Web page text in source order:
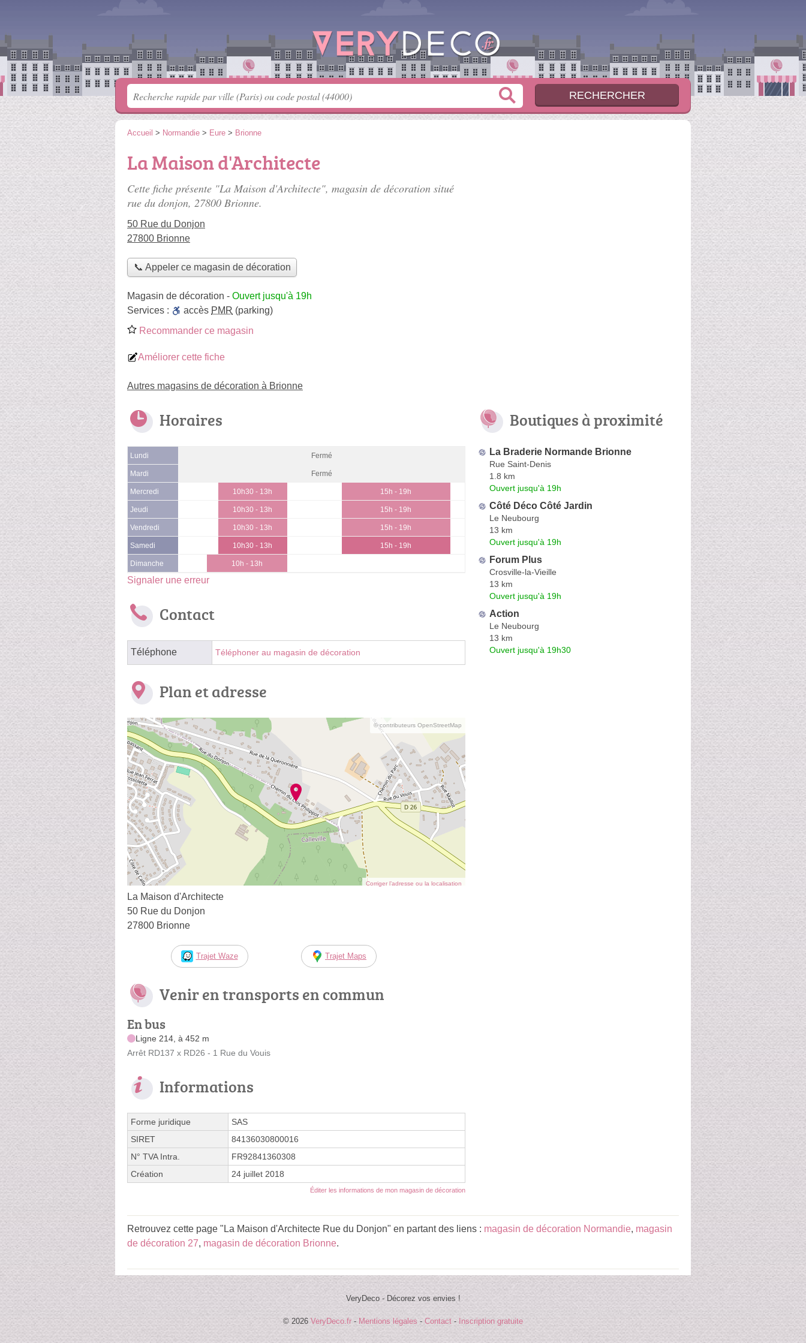
Accueil > Normandie > Eure > Brionne
La Maison d'Architecte
Cette fiche présente "La Maison d'Architecte", magasin de décoration situé
rue du donjon, 27800 Brionne.
50 Rue du Donjon
27800 Brionne
📞 Appeler ce magasin de décoration
Magasin de décoration - Ouvert jusqu'à 19h
Services :
accès PMR (parking)
Recommander ce magasin
Améliorer cette fiche
Autres magasins de décoration à Brionne
Horaires
Lundi Fermé
Mardi Fermé
Mercredi 10h30 - 13h 15h - 19h
Jeudi 10h30 - 13h 15h - 19h
Vendredi 10h30 - 13h 15h - 19h
Samedi 10h30 - 13h 15h - 19h
Dimanche 10h - 13h
Signaler une erreur
Contact
Téléphone Téléphoner au magasin de décoration
Plan et adresse
© contributeurs OpenStreetMap
Corriger l’adresse ou la localisation
La Maison d'Architecte
50 Rue du Donjon
27800 Brionne
Trajet Waze Trajet Maps
Venir en transports en commun
En bus
Ligne 214, à 452 m
Arrêt RD137 x RD26 - 1 Rue du Vouis
Informations
Forme juridique
SAS
SIRET
84136030800016
N° TVA Intra.
FR92841360308
Création
24 juillet 2018
Éditer les informations de mon magasin de décoration
Boutiques à proximité
La Braderie Normande Brionne
Rue Saint-Denis
1.8 km
Ouvert jusqu'à 19h
Côté Déco Côté Jardin
Le Neubourg
13 km
Ouvert jusqu'à 19h
Forum Plus
Crosville-la-Vieille
13 km
Ouvert jusqu'à 19h
Action
Le Neubourg
13 km
Ouvert jusqu'à 19h30
Retrouvez cette page "La Maison d'Architecte Rue du Donjon" en partant des liens : magasin de décoration Normandie, magasin
de décoration 27, magasin de décoration Brionne.
VeryDeco - Décorez vos envies !
© 2026 VeryDeco.fr - Mentions légales - Contact - Inscription gratuite